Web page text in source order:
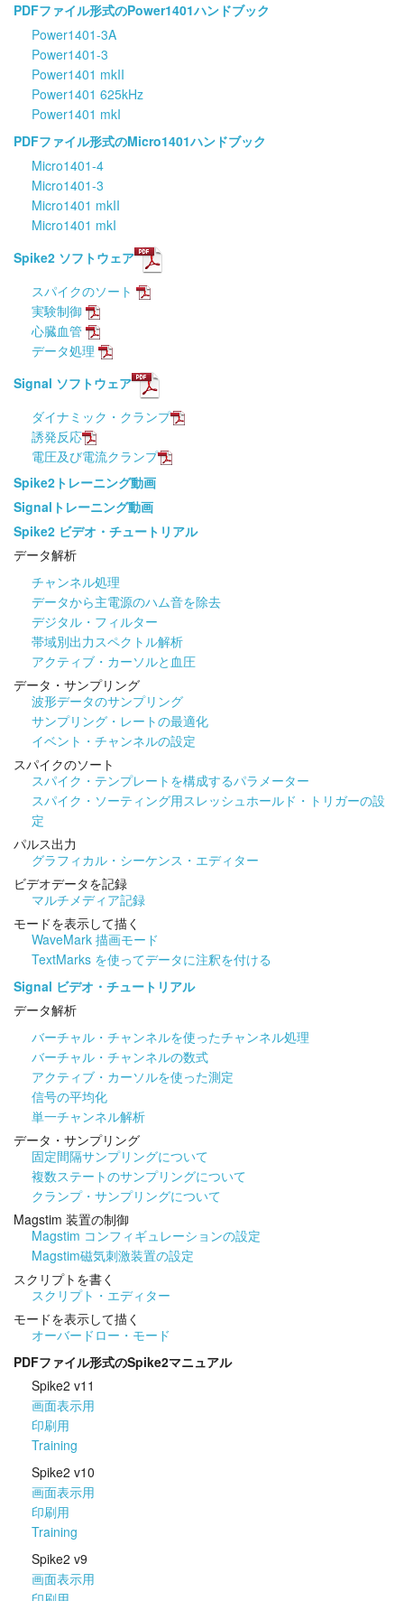
PDFファイル形式のPower1401ハンドブック
Power1401-3A
Power1401-3
Power1401 mkII
Power1401 625kHz
Power1401 mkI
PDFファイル形式のMicro1401ハンドブック
Micro1401-4
Micro1401-3
Micro1401 mkII
Micro1401 mkI
Spike2 ソフトウェア
スパイクのソート
実験制御
心臓血管
データ処理
Signal ソフトウェア
ダイナミック・クランプ
誘発反応
電圧及び電流クランプ
Spike2トレーニング動画
Signalトレーニング動画
Spike2 ビデオ・チュートリアル
データ解析
チャンネル処理
データから主電源のハム音を除去
デジタル・フィルター
帯域別出力スペクトル解析
アクティブ・カーソルと血圧
データ・サンプリング
波形データのサンプリング
サンプリング・レートの最適化
イベント・チャンネルの設定
スパイクのソート
スパイク・テンプレートを構成するパラメーター
スパイク・ソーティング用スレッシュホールド・トリガーの設
定
パルス出力
グラフィカル・シーケンス・エディター
ビデオデータを記録
マルチメディア記録
モードを表示して描く
WaveMark 描画モード
TextMarks を使ってデータに注釈を付ける
Signal ビデオ・チュートリアル
データ解析
バーチャル・チャンネルを使ったチャンネル処理
バーチャル・チャンネルの数式
アクティブ・カーソルを使った測定
信号の平均化
単一チャンネル解析
データ・サンプリング
固定間隔サンプリングについて
複数ステートのサンプリングについて
クランプ・サンプリングについて
Magstim 装置の制御
Magstim コンフィギュレーションの設定
Magstim磁気刺激装置の設定
スクリプトを書く
スクリプト・エディター
モードを表示して描く
オーバードロー・モード
PDFファイル形式のSpike2マニュアル
Spike2 v11
画面表示用
印刷用
Training
Spike2 v10
画面表示用
印刷用
Training
Spike2 v9
画面表示用